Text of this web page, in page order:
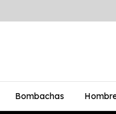
Bombachas